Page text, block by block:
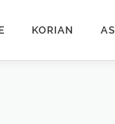
KORIAN